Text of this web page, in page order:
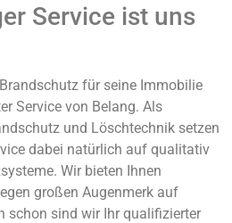
Service ist uns
für seine Immobilie
Service von Belang. Als
und Löschtechnik setzen
dabei natürlich auf qualitativ
Wir bieten Ihnen
großen Augenmerk auf
schon sind wir Ihr qualifizierter